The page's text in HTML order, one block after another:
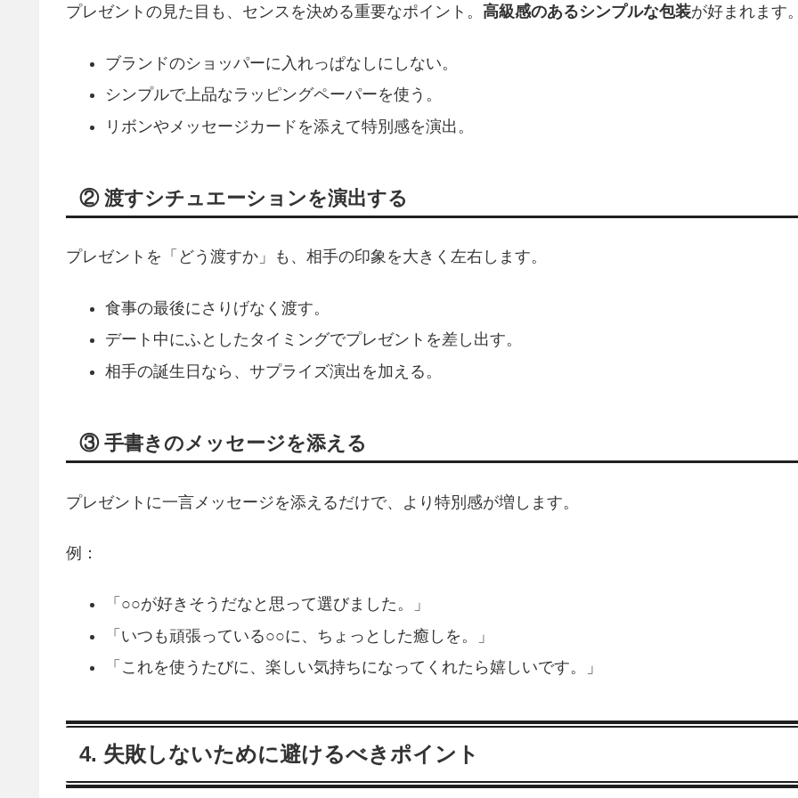
プレゼントの見た目も、センスを決める重要なポイント。 高級感のあるシンプルな包装が好まれます
ブランドのショッパーに入れっぱなしにしない。
シンプルで上品なラッピングペーパーを使う。
リボンやメッセージカードを添えて特別感を演出。
② 渡すシチュエーションを演出する
プレゼントを「どう渡すか」も、相手の印象を大きく左右します。
食事の最後にさりげなく渡す。
デート中にふとしたタイミングでプレゼントを差し出す。
相手の誕生日なら、サプライズ演出を加える。
③ 手書きのメッセージを添える
プレゼントに一言メッセージを添えるだけで、より特別感が増します。
例：
「○○が好きそうだなと思って選びました。」
「いつも頑張っている○○に、ちょっとした癒しを。」
「これを使うたびに、楽しい気持ちになってくれたら嬉しいです。」
4. 失敗しないために避けるべきポイント